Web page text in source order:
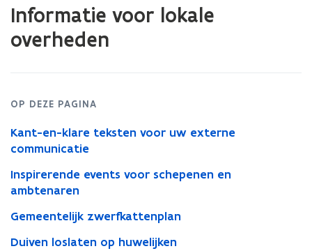
zich
lokale
Informatie voor lokale
overheden
OP DEZE PAGINA
Kant-en-klare teksten voor uw externe
communicatie
Inspirerende events voor schepenen en
ambtenaren
Gemeentelijk zwerfkattenplan
Duiven loslaten op huwelijken